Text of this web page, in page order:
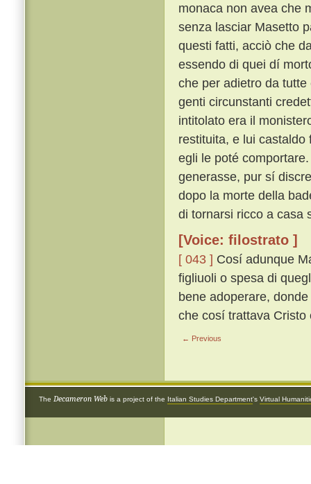
monaca non avea che
senza lasciar Masetto
questi fatti, acciò che
essendo di quei dí
che per adietro da
genti circunstanti
intitolato era il
restituita, e lui
egli le poté
generasse, pur sí
dopo la morte della
di tornarsi ricco a casa
[Voice: filostrato ]
[ 043 ] Cosí adunque
figliuoli o spesa di
bene adoperare,
che cosí trattava Cristo
← Previous
The Decameron Web is a project of the Italian Studies Department's Virtual